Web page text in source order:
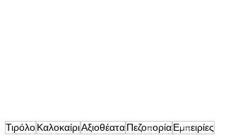
ΤιρόλοΚαλοκαίριΑξιοθέαταΠεζοπορίαΕμπειρίες